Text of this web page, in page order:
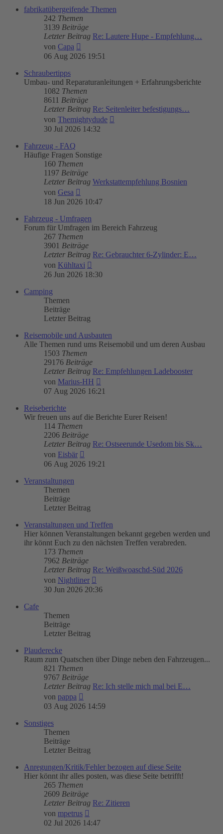
fabrikatübergeifende Themen
242 Themen
3139 Beiträge
Letzter Beitrag Re: Lautere Hupe - Empfehlung…
von Capa
Beitrag
06 Aug 2026 19:51
Schraubertipps
Umbau- und Reparaturanleitungen + Erfahrungsberichte
1082 Themen
8611 Beiträge
Letzter Beitrag Re: Seitenleiter befestigungs…
von Themightydude
30 Jul 2026 14:32
Fahrzeug - FAQ
Häufige Fragen Sonstige
160 Themen
1197 Beiträge
Letzter Beitrag Werkstattempfehlung Bosnien
von Gesa
Beitrag
18 Jun 2026 10:47
Fahrzeug - Umfragen
Forum für Umfragen im Bereich Fahrzeug
267 Themen
3901 Beiträge
Letzter Beitrag Re: Gebrauchter 6-Zylinder: E…
von Kühltaxi
Beitrag
26 Jun 2026 18:30
Camping
Themen
Beiträge
Letzter Beitrag
Reisemobile und Ausbauten
Alle Themen rund ums Reisemobil und um deren Ausbau
1503 Themen
29176 Beiträge
Letzter Beitrag Re: Empfehlungen Ladebooster
von Marius-HH
Beitrag
07 Aug 2026 16:21
Reiseberichte
Wir freuen uns auf die Berichte Eurer Reisen!
114 Themen
2206 Beiträge
Letzter Beitrag Re: Ostseerunde Usedom bis Sk…
von Eisbär
Beitrag
06 Aug 2026 19:21
Veranstaltungen
Themen
Beiträge
Letzter Beitrag
Veranstaltungen und Treffen
Hier können Veranstaltungen bekannt gegeben werden und
ihr könnt Euch zu den nächsten Treffen verabreden.
173 Themen
7962 Beiträge
Letzter Beitrag Re: Weißwoaschd-Süd 2026
von Nightliner
Beitrag
30 Jun 2026 20:36
Cafe
Themen
Beiträge
Letzter Beitrag
Plauderecke
Raum zum Quatschen über Dinge neben den Fahrzeugen...
821 Themen
9767 Beiträge
Letzter Beitrag Re: Ich stelle mich mal bei E…
von pappa
Beitrag
03 Aug 2026 14:59
Sonstiges
Themen
Beiträge
Letzter Beitrag
Anregungen/Kritik/Fehler bezogen auf diese Seite
Hier könnt ihr alles posten, was diese Seite betrifft!
265 Themen
2609 Beiträge
Letzter Beitrag Re: Zitieren
von mpetrus
Beitrag
02 Jul 2026 14:47